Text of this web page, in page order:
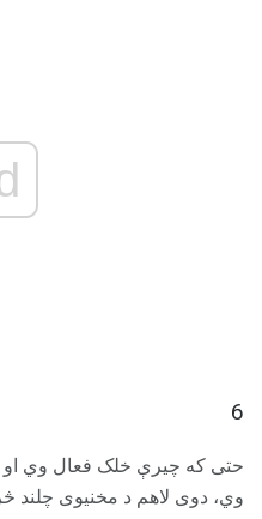
6
حتی که چیرې خلک فعال وي او
وي، دوی لاهم د مخنیوی چلند